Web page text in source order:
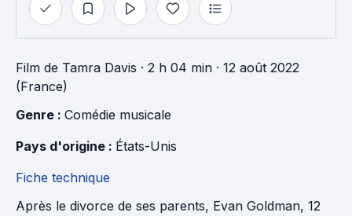
Film de Tamra Davis · 2 h 04 min · 12 août 2022
(France)
Genre : Comédie musicale
Pays d'origine : États-Unis
Fiche technique
Après le divorce de ses parents, Evan Goldman, 12